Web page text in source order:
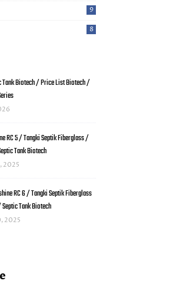
9
8
Tank Biotech / Price List Biotech /
RC 5 / Tangki Septik Fiberglass /
Tank Biotech
2025
RC 6 / Tangki Septik Fiberglass
Tank Biotech
2025